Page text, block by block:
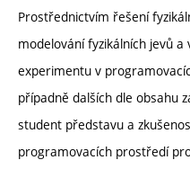
Prostřednictvím řešení
modelování fyzikálních jevů a
experimentu v
případně dalších dle obsahu
student představu a
programovacích prostředí